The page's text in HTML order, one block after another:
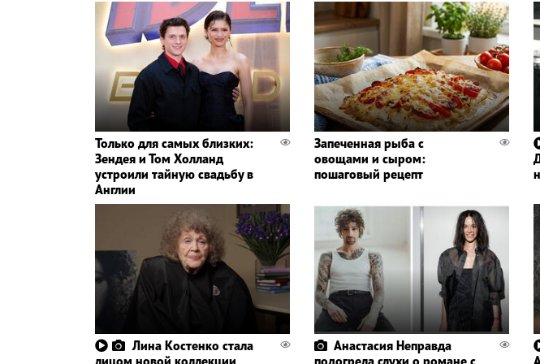
Только для самых близких:
Зендея и Том Холланд
устроили тайную свадьбу в
Англии
Запеченная рыба с
овощами и сыром:
пошаговый рецепт
Лина Костенко стала
лицом новой коллекции
Анастасия Неправда
подогрела слухи о романе с